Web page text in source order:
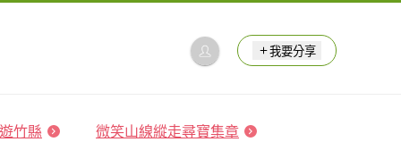
我要分享
竹縣 微笑山線縱走尋寶集章